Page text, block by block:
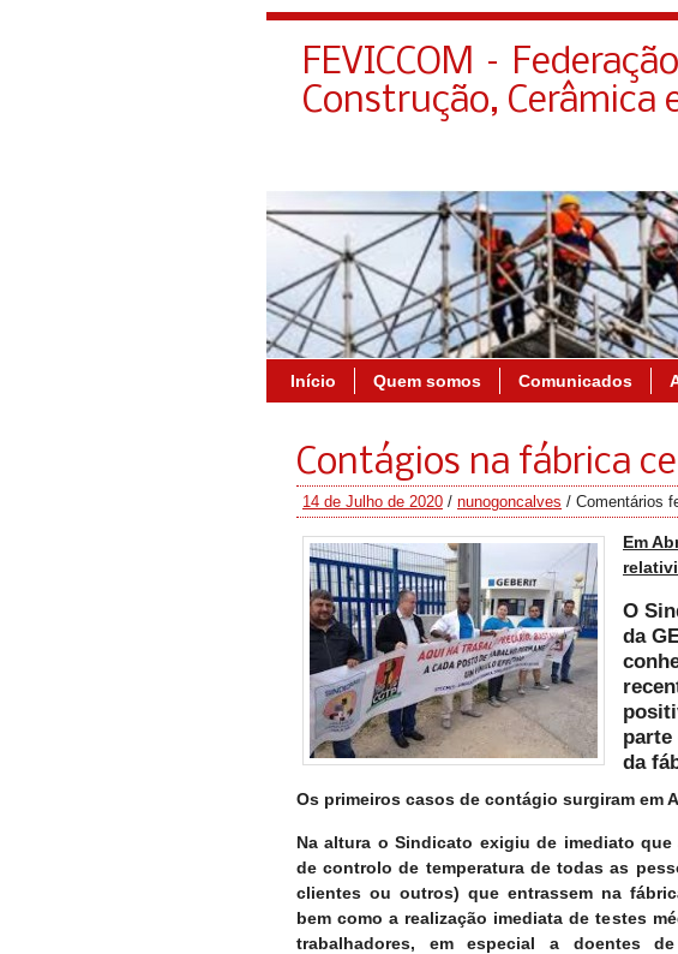
FEVICCOM –
Construção, Cerâmica
Início Quem somos Comunicados
Contágios na fábrica
14 de Julho de 2020 / nunogoncalves / Comentários
Em
O
da
parte
da
Os primeiros casos de contágio surgiram em
Na altura o Sindicato exigiu de imediato
de controlo de temperatura de todas as
clientes ou outros) que entrassem na
bem como a realização imediata de testes
trabalhadores, em especial a doentes